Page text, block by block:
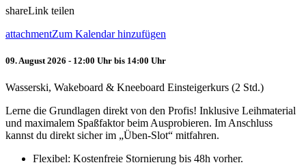
shareLink teilen
attachmentZum Kalendar hinzufügen
09. August 2026 - 12:00 Uhr bis 14:00 Uhr
Wasserski, Wakeboard & Kneeboard Einsteigerkurs (2 Std.)
Lerne die Grundlagen direkt von den Profis! Inklusive Leihmaterial
und maximalem Spaßfaktor beim Ausprobieren. Im Anschluss
kannst du direkt sicher im „Üben-Slot“ mitfahren.
Flexibel: Kostenfreie Stornierung bis 48h vorher.